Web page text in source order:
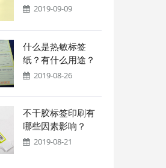
2019-09-09
什么是热敏标签
纸？有什么用途？
2019-08-26
不干胶标签印刷有
哪些因素影响？
2019-08-21